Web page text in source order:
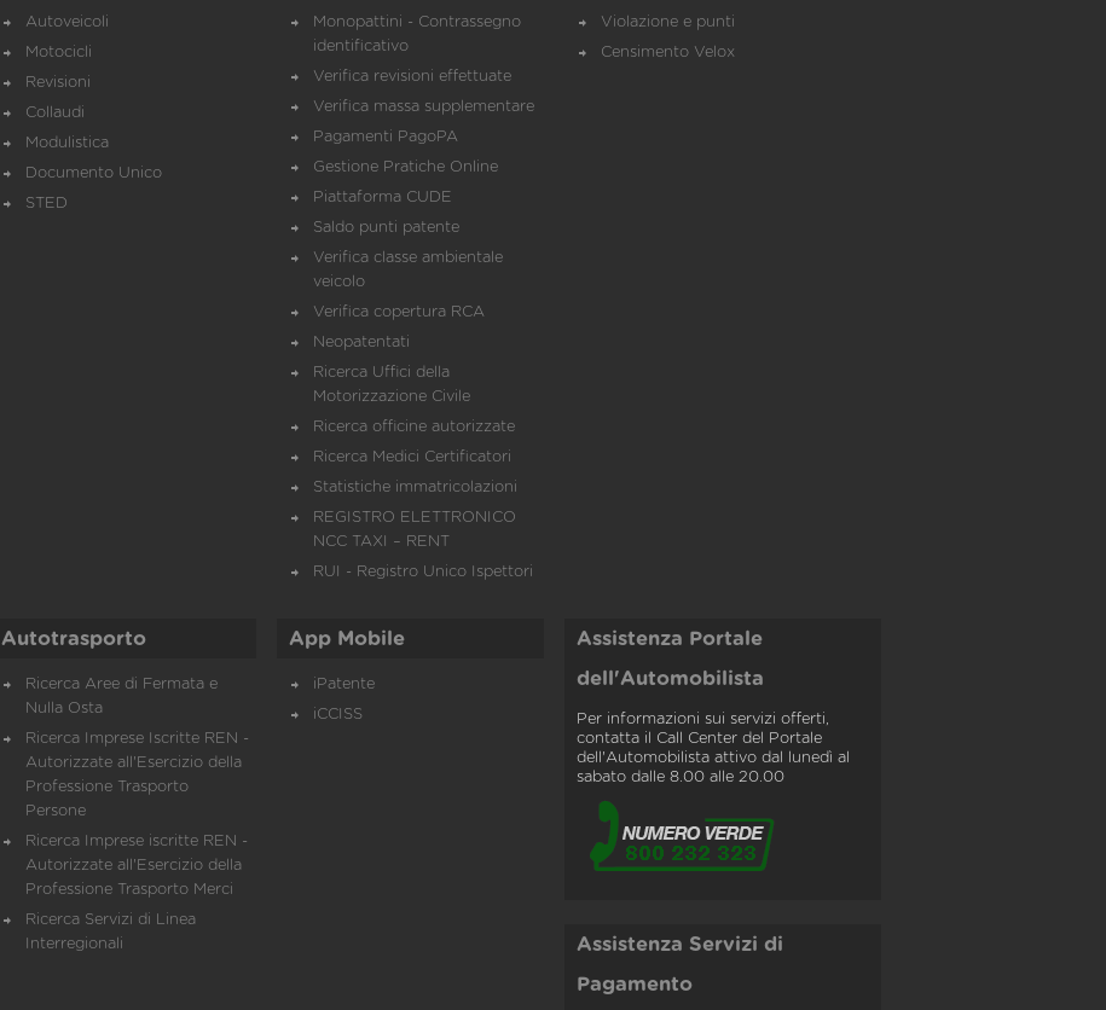
Autoveicoli
Motocicli
Revisioni
Collaudi
Modulistica
Documento Unico
STED
Monopattini - Contrassegno
identificativo
Verifica revisioni effettuate
Verifica massa supplementare
Pagamenti PagoPA
Gestione Pratiche Online
Piattaforma CUDE
Saldo punti patente
Verifica classe ambientale
veicolo
Verifica copertura RCA
Neopatentati
Ricerca Uffici della
Motorizzazione Civile
Ricerca officine autorizzate
Ricerca Medici Certificatori
Statistiche immatricolazioni
REGISTRO ELETTRONICO
NCC TAXI – RENT
RUI - Registro Unico Ispettori
Violazione e punti
Censimento Velox
Autotrasporto
Ricerca Aree di Fermata e
Nulla Osta
Ricerca Imprese Iscritte REN -
Autorizzate all'Esercizio della
Professione Trasporto
Persone
Ricerca Imprese iscritte REN -
Autorizzate all'Esercizio della
Professione Trasporto Merci
Ricerca Servizi di Linea
Interregionali
App Mobile
iPatente
iCCISS
Assistenza Portale
dell'Automobilista
Per informazioni sui servizi offerti,
contatta il Call Center del Portale
dell'Automobilista attivo dal lunedì al
sabato dalle 8.00 alle 20.00
Assistenza Servizi di
Pagamento